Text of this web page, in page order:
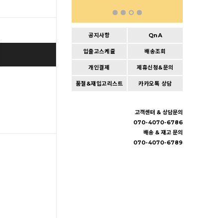
공지사항 QnA
입출고스케쥴 배송조회
개인결제 제휴신청&문의
품절&재입고리스트 카카오톡 상담
고객센터 & 상담문의
070-4070-6786
배송 & 재고 문의
070-4070-6789
BUY IT NOW
Cart | Wishlist